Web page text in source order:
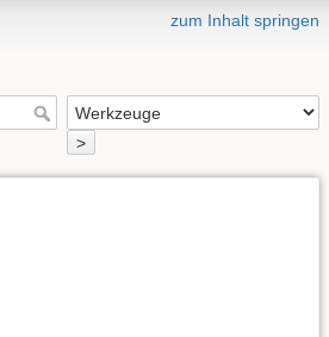
zum Inhalt springen
>